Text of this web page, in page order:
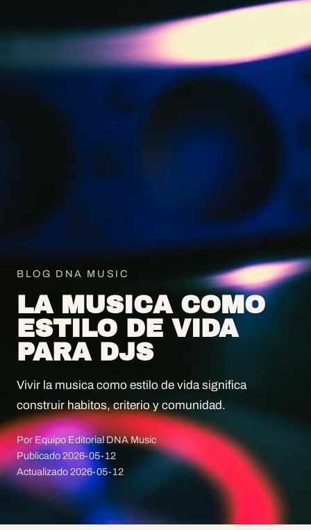
BLOG DNA MUSIC
LA MUSICA COMO
ESTILO DE VIDA
PARA DJS
Vivir la musica como estilo de vida significa
construir habitos, criterio y comunidad.
Por Equipo Editorial DNA Music
Publicado2026-05-12
Actualizado2026-05-12